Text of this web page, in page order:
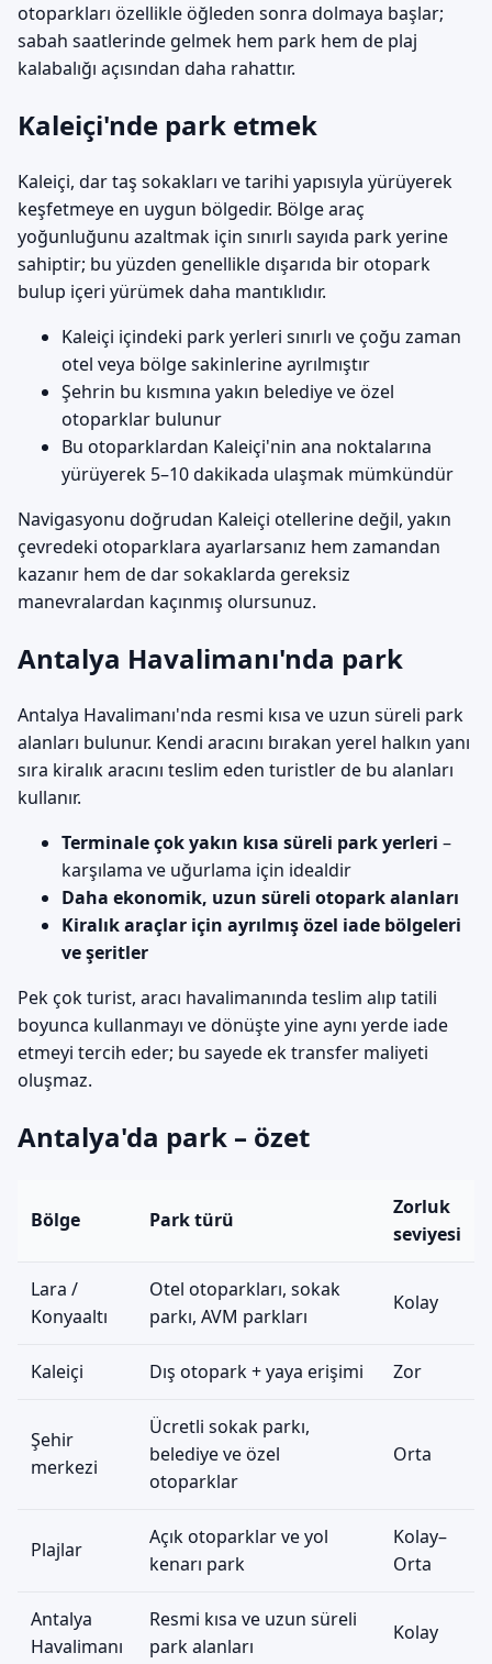
otoparkları özellikle öğleden sonra dolmaya başlar;
sabah saatlerinde gelmek hem park hem de plaj
kalabalığı açısından daha rahattır.
Kaleiçi'nde park etmek
Kaleiçi, dar taş sokakları ve tarihi yapısıyla yürüyerek
keşfetmeye en uygun bölgedir. Bölge araç
yoğunluğunu azaltmak için sınırlı sayıda park yerine
sahiptir; bu yüzden genellikle dışarıda bir otopark
bulup içeri yürümek daha mantıklıdır.
Kaleiçi içindeki park yerleri sınırlı ve çoğu zaman
otel veya bölge sakinlerine ayrılmıştır
Şehrin bu kısmına yakın belediye ve özel
otoparklar bulunur
Bu otoparklardan Kaleiçi'nin ana noktalarına
yürüyerek 5–10 dakikada ulaşmak mümkündür
Navigasyonu doğrudan Kaleiçi otellerine değil, yakın
çevredeki otoparklara ayarlarsanız hem zamandan
kazanır hem de dar sokaklarda gereksiz
manevralardan kaçınmış olursunuz.
Antalya Havalimanı'nda park
Antalya Havalimanı'nda resmi kısa ve uzun süreli park
alanları bulunur. Kendi aracını bırakan yerel halkın yanı
sıra kiralık aracını teslim eden turistler de bu alanları
kullanır.
Terminale çok yakın kısa süreli park yerleri –
karşılama ve uğurlama için idealdir
Daha ekonomik, uzun süreli otopark alanları
Kiralık araçlar için ayrılmış özel iade bölgeleri
ve şeritler
Pek çok turist, aracı havalimanında teslim alıp tatili
boyunca kullanmayı ve dönüşte yine aynı yerde iade
etmeyi tercih eder; bu sayede ek transfer maliyeti
oluşmaz.
Antalya'da park – özet
Bölge Park türü
Zorluk
seviyesi
Lara /
Konyaaltı
Otel otoparkları, sokak
parkı, AVM parkları
Kolay
Kaleiçi Dış otopark + yaya erişimi Zor
Şehir
merkezi
Ücretli sokak parkı,
belediye ve özel
otoparklar
Orta
Plajlar
Açık otoparklar ve yol
kenarı park
Kolay–
Orta
Antalya
Havalimanı
Resmi kısa ve uzun süreli
park alanları
Kolay